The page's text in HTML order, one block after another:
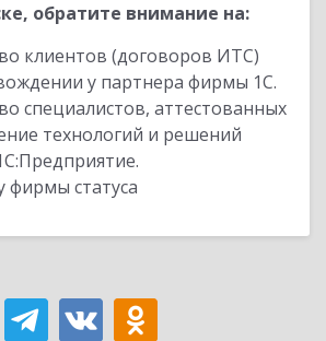
обратите внимание на:
клиентов (договоров ИТС)
у партнера фирмы 1С.
специалистов, аттестованных
технологий и решений
фирмы статуса